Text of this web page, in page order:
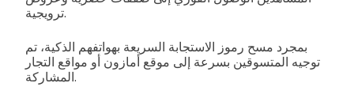
ترويجية.
بمجرد مسح رموز الاستجابة السريعة بهواتفهم الذكية، تم
توجيه المتسوقين بسرعة إلى موقع أمازون أو مواقع التجار
المشاركة.